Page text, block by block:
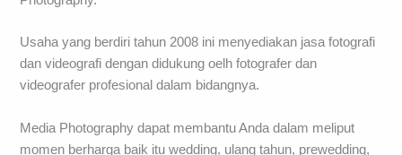
Usaha yang berdiri tahun 2008 ini menyediakan jasa fotografi
dan videografi dengan didukung oelh fotografer dan
videografer profesional dalam bidangnya.
Media Photography dapat membantu Anda dalam meliput
momen berharga baik itu wedding, ulang tahun, prewedding,